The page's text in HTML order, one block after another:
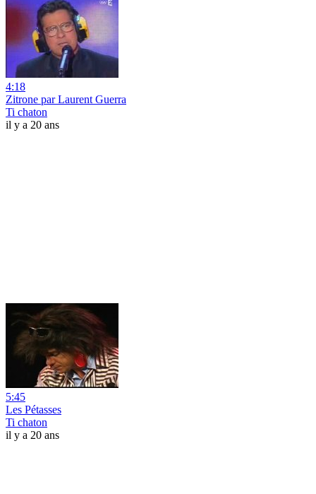
4:18
Zitrone par Laurent Guerra
Ti chaton
il y a 20 ans
5:45
Les Pétasses
Ti chaton
il y a 20 ans